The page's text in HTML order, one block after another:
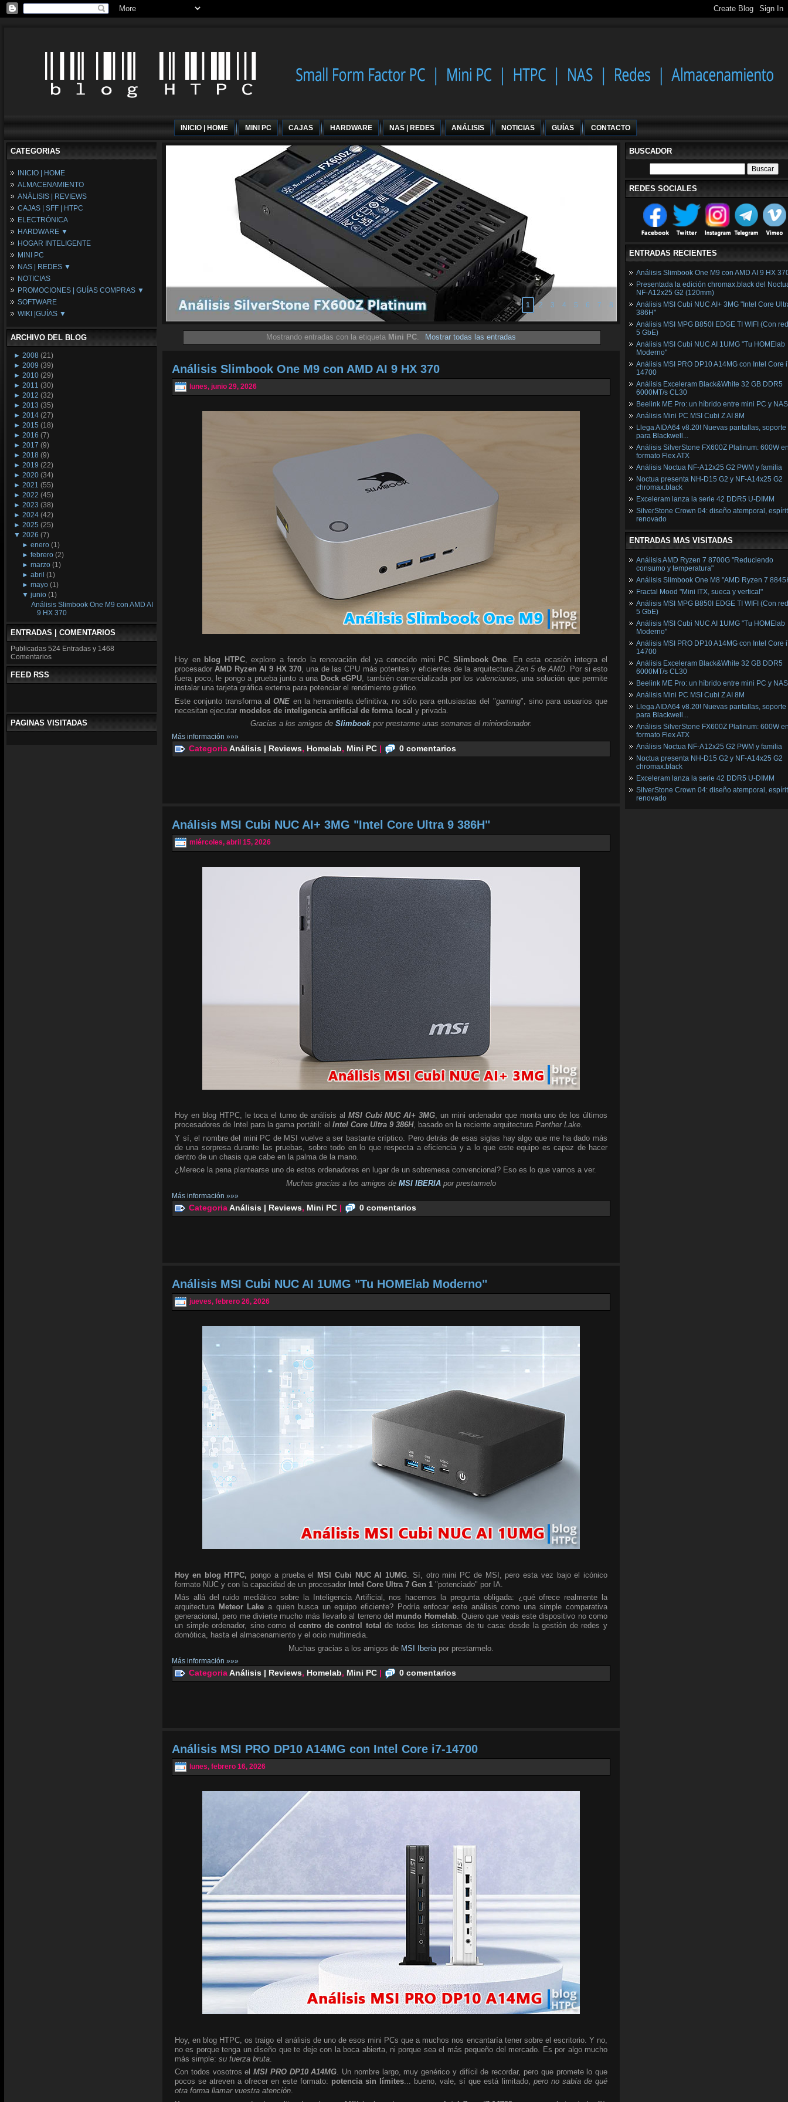
INICIO | HOME MINI PC CAJAS HARDWARE NAS | REDES ANÁLISIS NOTICIAS GUÍAS CONTACTO
CATEGORIAS
INICIO | HOME
ALMACENAMIENTO
ANÁLISIS | REVIEWS
CAJAS | SFF | HTPC
ELECTRÓNICA
HARDWARE ▼
Fuentes de Alimentación
Memória RAM
Placas Base
Procesadores
Periféricos
Refrigeración
Tarjetas Gráficas
HOGAR INTELIGENTE
MINI PC
NAS | REDES ▼
NAS
Espacio Synology
Redes
NOTICIAS
PROMOCIONES | GUÍAS COMPRAS ▼
Configuraciones Ordenadores
Guías de Compras
SOFTWARE
WIKI |GUÍAS ▼
Wikipedia
ARCHIVO DEL BLOG
► 2008 (21)
► 2009 (39)
► 2010 (29)
► 2011 (30)
► 2012 (32)
► 2013 (35)
► 2014 (27)
► 2015 (18)
► 2016 (7)
► 2017 (9)
► 2018 (9)
► 2019 (22)
► 2020 (34)
► 2021 (55)
► 2022 (45)
► 2023 (38)
► 2024 (42)
► 2025 (25)
▼ 2026 (7)
►enero (1)
►febrero (2)
►marzo (1)
►abril (1)
►mayo (1)
▼junio (1)
Análisis Slimbook One M9 con AMD AI
9 HX 370
ENTRADAS | COMENTARIOS
Publicadas 524 Entradas y 1468
Comentarios
FEED RSS
PAGINAS VISITADAS
1 2 3 4 5 6 7 8
Mostrando entradas con la etiqueta Mini PC Mostrar todas las entradas
Análisis Slimbook One M9 con AMD AI 9 HX 370
lunes, junio 29, 2026
Hoy en blog HTPC, exploro a fondo la renovación del ya conocido mini PC Slimbook One. En esta ocasión integra el
procesadorAMD Ryzen AI 9 HX 370, una de las CPU más potentes y eficientes de la arquitecturaZen 5 de AMD. Por si esto
fuera poco, le pongo a prueba junto a una Dock eGPU, también comercializada por los valencianos, una solución que permite
instalar una tarjeta gráfica externa para potenciar el rendimiento gráfico.
Este conjunto transforma alONE en la herramienta definitiva, no sólo para entusiastas del "gaming", sino para usuarios que
necesitan ejecutar modelos de inteligencia artificial de forma local y privada.
Gracias a los amigos de Slimbook por prestarme unas semanas el miniordenador.
Más información »»»
CategoriaAnálisis | Reviews, Homelab, Mini PC | 0 comentarios
Análisis MSI Cubi NUC AI+ 3MG "Intel Core Ultra 9 386H"
miércoles, abril 15, 2026
Hoy en blog HTPC, le toca el turno de análisis al MSI Cubi NUC AI+ 3MG, un mini ordenador que monta uno de los últimos
procesadores de Intel para la gama portátil: el Intel Core Ultra 9 386H, basado en la reciente arquitectura Panther Lake.
Y sí, el nombre del mini PC de MSI vuelve a ser bastante críptico. Pero detrás de esas siglas hay algo que me ha dado más
de una sorpresa durante las pruebas, sobre todo en lo que respecta a eficiencia y a lo que este equipo es capaz de hacer
dentro de un chasis que cabe en la palma de la mano.
¿Merece la pena plantearse uno de estos ordenadores en lugar de un sobremesa convencional? Eso es lo que vamos a ver.
Muchas gracias a los amigos de MSI IBERIA por prestarmelo
Más información »»»
CategoriaAnálisis | Reviews, Mini PC | 0 comentarios
Análisis MSI Cubi NUC AI 1UMG "Tu HOMElab Moderno"
jueves, febrero 26, 2026
Hoy en blog HTPC, pongo a prueba el MSI Cubi NUC AI 1UMG . Sí, otro mini PC de MSI, pero esta vez bajo el icónico
formato NUC y con la capacidad de un procesador Intel Core Ultra 7 Gen 1 "potenciado" por IA.
Más allá del ruido mediático sobre la Inteligencia Artificial, nos hacemos la pregunta obligada: ¿qué ofrece realmente la
arquitectura Meteor Lake a quien busca un equipo eficiente? Podría enfocar este análisis como una simple comparativa
generacional, pero me divierte mucho más llevarlo al terreno del mundo Homelab. Quiero que veais este dispositivo no como
un simple ordenador, sino como elcentro de control total de todos los sistemas de tu casa: desde la gestión de redes y
domótica, hasta el almacenamiento y el ocio multimedia.
Muchas gracias a los amigos de MSI Iberia por prestarmelo.
Más información »»»
CategoriaAnálisis | Reviews, Homelab, Mini PC | 0 comentarios
Análisis MSI PRO DP10 A14MG con Intel Core i7-14700
lunes, febrero 16, 2026
Hoy, en blog HTPC, os traigo el análisis de uno de esos mini PCs que a muchos nos encantaría tener sobre el escritorio. Y no,
no es porque tenga un diseño que te deje con la boca abierta, ni porque sea el más pequeño del mercado. Es por algo mucho
más simple: su fuerza bruta
Con todos vosotros elMSI PRO DP10 A14MG. Un nombre largo, muy genérico y difícil de recordar, pero que promete lo que
pocos se atreven a ofrecer en este formato: potencia sin límites... bueno, vale, sí que está limitado, pero no sabía de qué
otra forma llamar vuestra atención.
BUSCADOR
REDES SOCIALES
ENTRADAS RECIENTES
Análisis Slimbook One M9 con AMD AI 9 HX
Presentada la edición chromax.black del
NF‑A12x25 G2 (120mm)
Análisis MSI Cubi NUC AI+ 3MG "Intel Core
386H"
Análisis MSI MPG B850I EDGE TI WIFI (Con
5 GbE)
Análisis MSI Cubi NUC AI 1UMG "Tu HOMElab
Moderno"
Análisis MSI PRO DP10 A14MG con Intel Core
14700
Análisis Exceleram Black&White 32 GB DDR5
6000MT/s CL30
Beelink ME Pro: un híbrido entre mini PC y NAS
Análisis Mini PC MSI Cubi Z AI 8M
Llega AIDA64 v8.20! Nuevas pantallas, soporte
para Blackwell...
Análisis SilverStone FX600Z Platinum: 600W
formato Flex ATX
Análisis Noctua NF-A12x25 G2 PWM y familia
Noctua presenta NH-D15 G2 y NF-A14x25 G2
chromax.black
Exceleram lanza la serie 42 DDR5 U-DIMM
SilverStone Crown 04: diseño atemporal,
renovado
ENTRADAS MAS VISITADAS
Análisis AMD Ryzen 7 8700G "Reduciendo
consumo y temperatura"
Análisis Slimbook One M8 "AMD Ryzen 7
Fractal Mood "Mini ITX, sueca y vertical"
Análisis MSI MPG B850I EDGE TI WIFI (Con
5 GbE)
Análisis MSI Cubi NUC AI 1UMG "Tu HOMElab
Moderno"
Análisis MSI PRO DP10 A14MG con Intel Core
14700
Análisis Exceleram Black&White 32 GB DDR5
6000MT/s CL30
Beelink ME Pro: un híbrido entre mini PC y NAS
Análisis Mini PC MSI Cubi Z AI 8M
Llega AIDA64 v8.20! Nuevas pantallas, soporte
para Blackwell...
Análisis SilverStone FX600Z Platinum: 600W
formato Flex ATX
Análisis Noctua NF-A12x25 G2 PWM y familia
Noctua presenta NH-D15 G2 y NF-A14x25 G2
chromax.black
Exceleram lanza la serie 42 DDR5 U-DIMM
SilverStone Crown 04: diseño atemporal,
renovado